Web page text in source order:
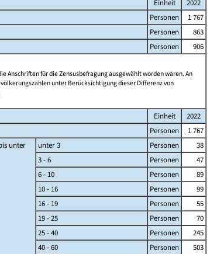
Einheit
2022
Personen
1 767
Personen
863
Personen
906
Anschriften für die Zensusbefragung ausgewählt worden waren. An
unter Berücksichtigung dieser Differenz von
Einheit
2022
Personen
1 767
unter
unter 3 Personen
38
3 - 6
Personen
47
6 - 10
Personen
89
10 - 16
Personen
99
16 - 19
Personen
55
19 - 25
Personen
70
25 - 40
Personen
245
40 - 60
Personen
503